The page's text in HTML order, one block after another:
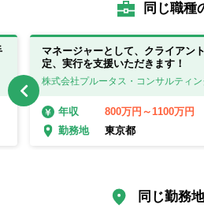
同じ職種
マネージャーとして、クライアン
定、実行を支援いただきます！
株式会社プルータス・コンサルティ
年収
800万円～1100万円
勤務地
東京都
同じ勤務